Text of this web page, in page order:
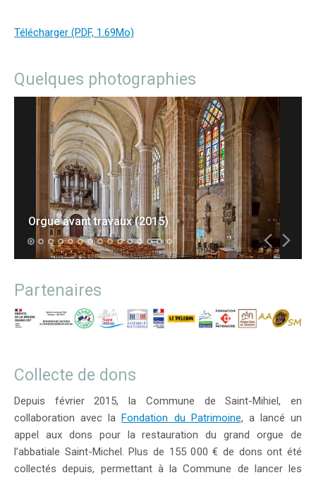
Télécharger (PDF, 1.69Mo)
Quelques photographies
Orgue avant travaux (2015)
Partenaires
Collecte de dons
Depuis février 2015, la Commune de Saint-Mihiel, en
collaboration avec laFondation du Patrimoine, a lancé un
appel aux dons pour la restauration du grand orgue de
l’abbatiale Saint-Michel. Plus de 155 000 € de dons ont été
collectés depuis, permettant à la Commune de lancer les